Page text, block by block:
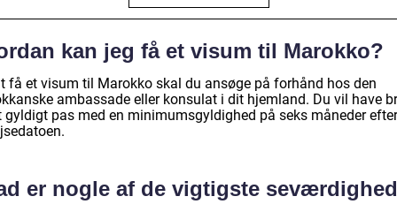
kan jeg få et visum til Marokko?
få et visum til Marokko skal du ansøge på forhånd hos den
ambassade eller konsulat i dit hjemland. Du vil have
gyldigt pas med en minimumsgyldighed på seks måneder efter
er nogle af de vigtigste